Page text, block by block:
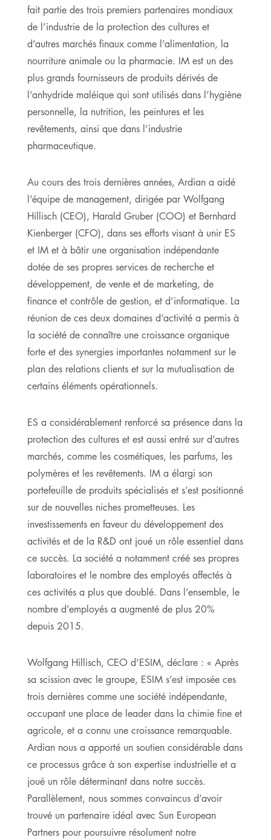
fait partie des trois premiers partenaires mondiaux
de l’industrie de la protection des cultures et
d’autres marchés finaux comme l’alimentation, la
nourriture animale ou la pharmacie. IM est un des
plus grands fournisseurs de produits dérivés de
l’anhydride maléique qui sont utilisés dans l’hygiène
personnelle, la nutrition, les peintures et les
revêtements, ainsi que dans l’industrie
pharmaceutique.
Au cours des trois dernières années, Ardian a aidé
l’équipe de management, dirigée par Wolfgang
Hillisch (CEO), Harald Gruber (COO) et Bernhard
Kienberger (CFO), dans ses efforts visant à unir ES
et IM et à bâtir une organisation indépendante
dotée de ses propres services de recherche et
développement, de vente et de marketing, de
finance et contrôle de gestion, et d’informatique. La
réunion de ces deux domaines d’activité a permis à
la société de connaître une croissance organique
forte et des synergies importantes notamment sur le
plan des relations clients et sur la mutualisation de
certains éléments opérationnels.
ES a considérablement renforcé sa présence dans la
protection des cultures et est aussi entré sur d’autres
marchés, comme les cosmétiques, les parfums, les
polymères et les revêtements. IM a élargi son
portefeuille de produits spécialisés et s’est positionné
sur de nouvelles niches prometteuses. Les
investissements en faveur du développement des
activités et de la R&D ont joué un rôle essentiel dans
ce succès. La société a notamment créé ses propres
laboratoires et le nombre des employés affectés à
ces activités a plus que doublé. Dans l’ensemble, le
nombre d’employés a augmenté de plus 20%
depuis 2015.
Wolfgang Hillisch, CEO d’ESIM, déclare : « Après
sa scission avec le groupe, ESIM s’est imposée ces
trois dernières comme une société indépendante,
occupant une place de leader dans la chimie fine et
agricole, et a connu une croissance remarquable.
Ardian nous a apporté un soutien considérable dans
ce processus grâce à son expertise industrielle et a
joué un rôle déterminant dans notre succès.
Parallèlement, nous sommes convaincus d’avoir
trouvé un partenaire idéal avec Sun European
Partners pour poursuivre résolument notre